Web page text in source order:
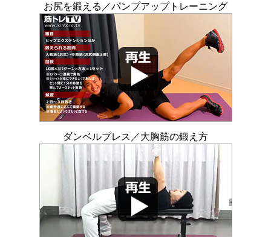
お尻を鍛える／パンプアップトレーニング
ダンベルプレス／大胸筋の鍛え方